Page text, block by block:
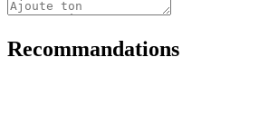
Recommandations